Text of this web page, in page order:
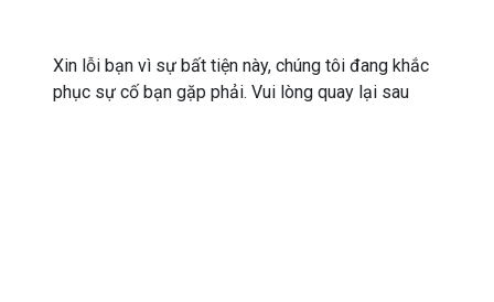
Xin lỗi bạn vì sự bất tiện này, chúng tôi đang khắc
phục sự cố bạn gặp phải. Vui lòng quay lại sau